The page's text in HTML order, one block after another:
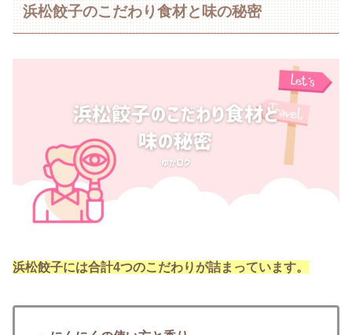
浜松餃子のこだわり食材と味の秘密
浜松餃子には合計4つのこだわりが詰まっています。